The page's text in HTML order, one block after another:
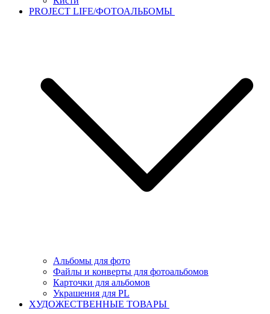
PROJECT LIFE/ФОТОАЛЬБОМЫ
Альбомы для фото
Файлы и конверты для фотоальбомов
Карточки для альбомов
Украшения для PL
ХУДОЖЕСТВЕННЫЕ ТОВАРЫ